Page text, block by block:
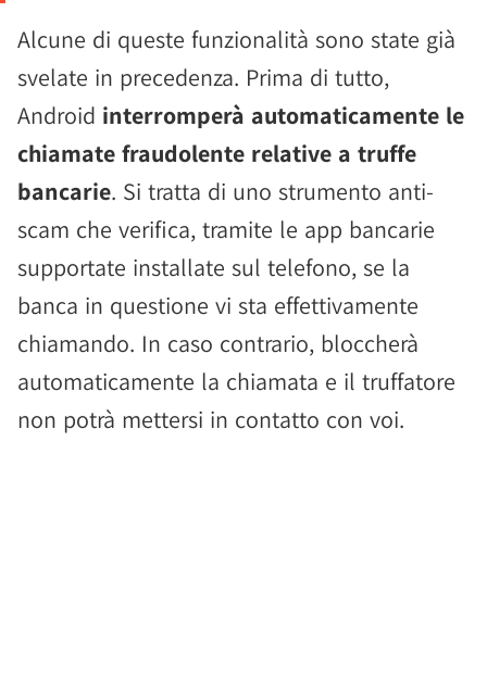
Alcune di queste funzionalità sono state già
svelate in precedenza. Prima di tutto,
Android interromperà automaticamente le
chiamate fraudolente relative a truffe
bancarie. Si tratta di uno strumento anti-
scam che verifica, tramite le app bancarie
supportate installate sul telefono, se la
banca in questione vi sta effettivamente
chiamando. In caso contrario, bloccherà
automaticamente la chiamata e il truffatore
non potrà mettersi in contatto con voi.